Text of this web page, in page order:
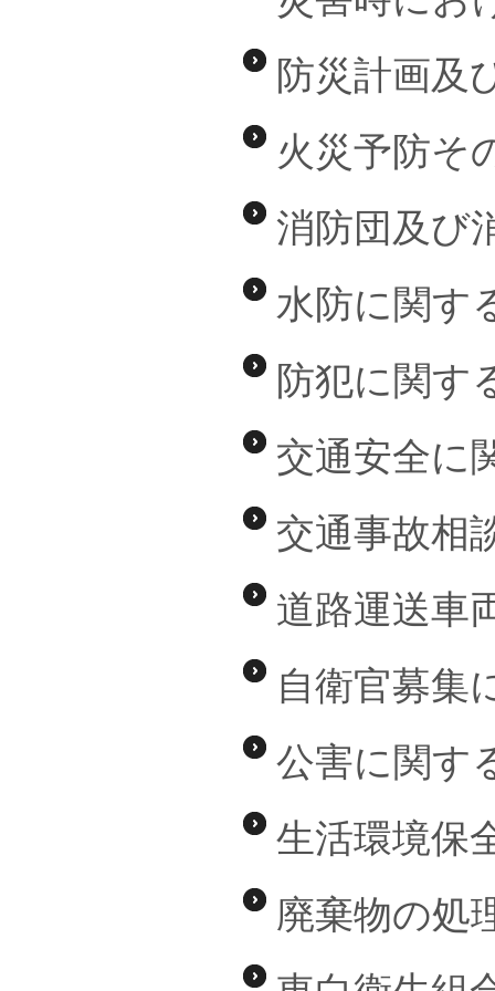
防災計画及
火災予防そ
消防団及び
水防に関す
防犯に関す
交通安全に
交通事故相
道路運送車
自衛官募集
公害に関す
生活環境保
廃棄物の処